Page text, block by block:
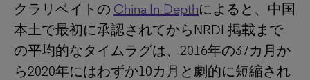
クラリベイトの China In-Depthによると、中国
本土で最初に承認されてからNRDL掲載まで
の平均的なタイムラグは、2016年の37カ月か
ら2020年にはわずか10カ月と劇的に短縮され